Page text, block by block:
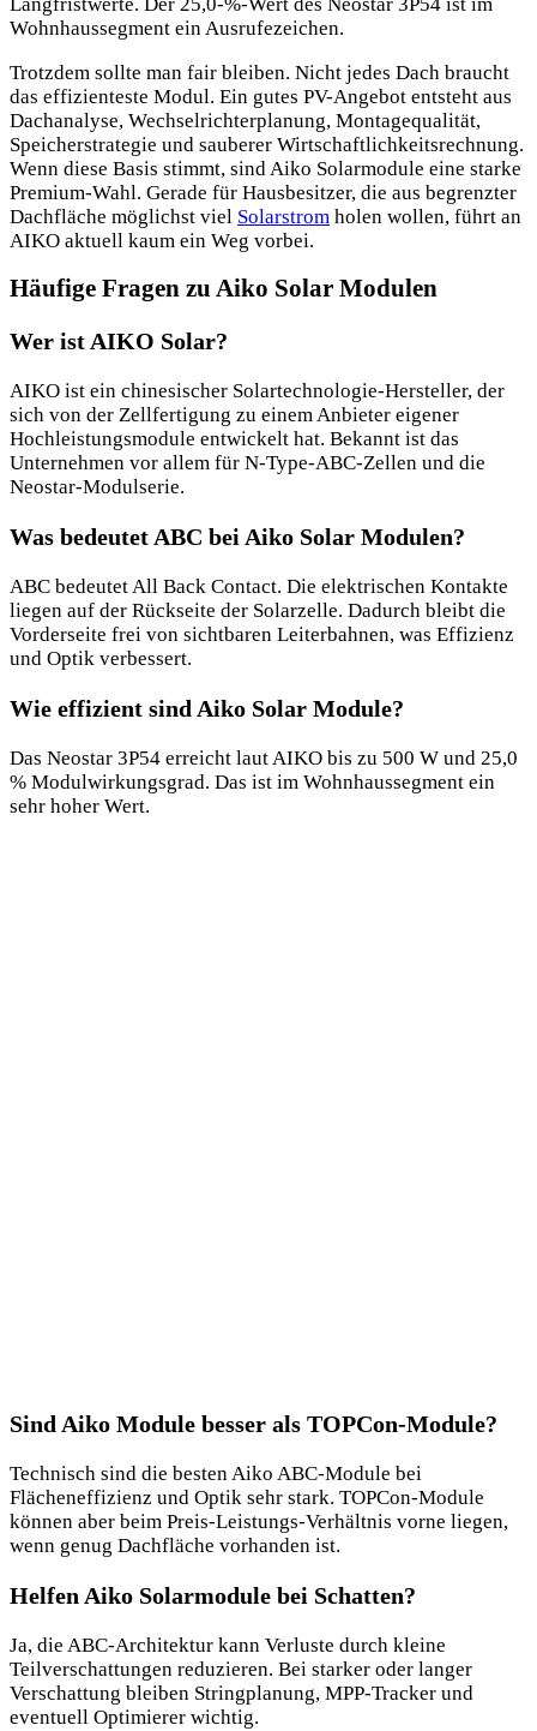
Wohnhaussegment ein Ausrufezeichen.
Trotzdem sollte man fair bleiben. Nicht jedes Dach braucht
das effizienteste Modul. Ein gutes PV-Angebot entsteht aus
Dachanalyse, Wechselrichterplanung, Montagequalität,
Speicherstrategie und sauberer Wirtschaftlichkeitsrechnung.
Wenn diese Basis stimmt, sind Aiko Solarmodule eine starke
Premium-Wahl. Gerade für Hausbesitzer, die aus begrenzter
Dachfläche möglichst viel Solarstrom holen wollen, führt an
AIKO aktuell kaum ein Weg vorbei.
Häufige Fragen zu Aiko Solar Modulen
Wer ist AIKO Solar?
AIKO ist ein chinesischer Solartechnologie-Hersteller, der
sich von der Zellfertigung zu einem Anbieter eigener
Hochleistungsmodule entwickelt hat. Bekannt ist das
Unternehmen vor allem für N-Type-ABC-Zellen und die
Neostar-Modulserie.
Was bedeutet ABC bei Aiko Solar Modulen?
ABC bedeutet All Back Contact. Die elektrischen Kontakte
liegen auf der Rückseite der Solarzelle. Dadurch bleibt die
Vorderseite frei von sichtbaren Leiterbahnen, was Effizienz
und Optik verbessert.
Wie effizient sind Aiko Solar Module?
Das Neostar 3P54 erreicht laut AIKO bis zu 500 W und 25,0
% Modulwirkungsgrad. Das ist im Wohnhaussegment ein
sehr hoher Wert.
Sind Aiko Module besser als TOPCon-Module?
Technisch sind die besten Aiko ABC-Module bei
Flächeneffizienz und Optik sehr stark. TOPCon-Module
können aber beim Preis-Leistungs-Verhältnis vorne liegen,
wenn genug Dachfläche vorhanden ist.
Helfen Aiko Solarmodule bei Schatten?
Ja, die ABC-Architektur kann Verluste durch kleine
Teilverschattungen reduzieren. Bei starker oder langer
Verschattung bleiben Stringplanung, MPP-Tracker und
eventuell Optimierer wichtig.